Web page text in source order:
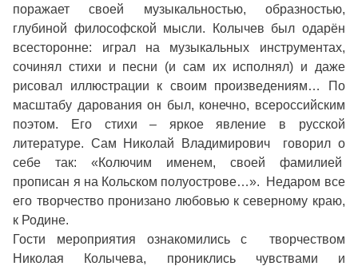
поражает своей музыкальностью, образностью,
глубиной философской мысли. Колычев был одарён
всесторонне: играл на музыкальных инструментах,
сочинял стихи и песни (и сам их исполнял) и даже
рисовал иллюстрации к своим произведениям… По
масштабу дарования он был, конечно, всероссийским
поэтом. Его стихи – яркое явление в русской
литературе. Сам Николай Владимирович говорил о
себе так: «Колючим именем, своей фамилией
прописан я на Кольском полуострове…». Недаром все
его творчество пронизано любовью к северному краю,
к Родине.
Гости мероприятия ознакомились с творчеством
Николая Колычева, прониклись чувствами и